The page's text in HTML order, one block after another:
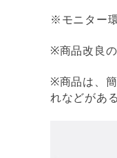
※モニター
※商品改良
※商品は、
れなどがあ